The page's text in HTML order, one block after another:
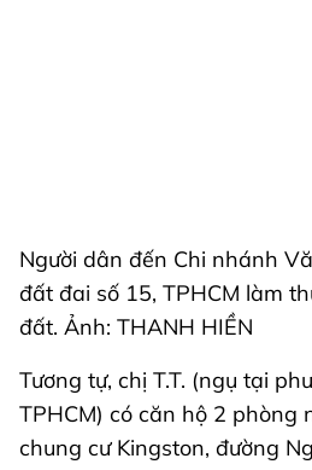
Người dân đến Chi nhánh
đất đai số 15, TPHCM làm
đất. Ảnh: THANH HIỀN
Tương tự, chị T.T. (ngụ tại
TPHCM) có căn hộ 2 phòng
chung cư Kingston, đường